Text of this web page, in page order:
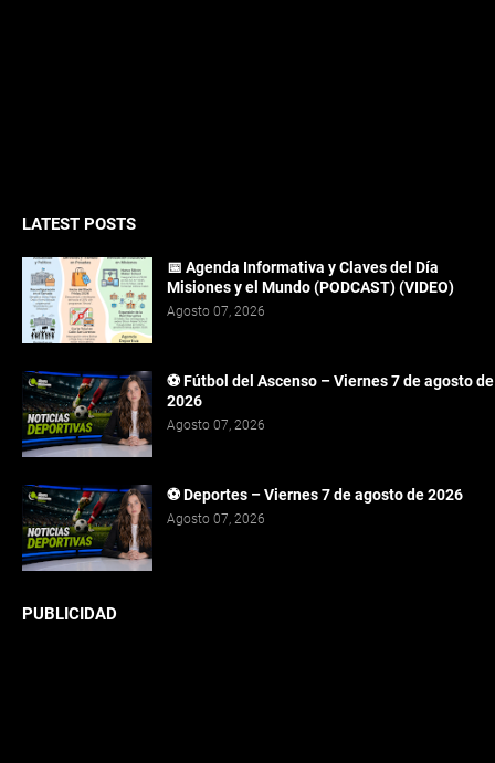
LATEST POSTS
📅 Agenda Informativa y Claves del Día
Misiones y el Mundo (PODCAST) (VIDEO)
Agosto 07, 2026
⚽ Fútbol del Ascenso – Viernes 7 de agosto de
2026
Agosto 07, 2026
⚽ Deportes – Viernes 7 de agosto de 2026
Agosto 07, 2026
PUBLICIDAD